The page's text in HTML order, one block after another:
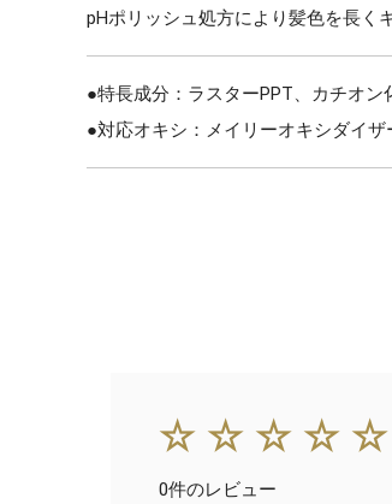
pHポリッシュ処方により髪色を長く
●特長成分：ラスターPPT、カチオ
●対応オキシ：メイリーオキシダイ
☆☆☆☆☆
0件のレビュー